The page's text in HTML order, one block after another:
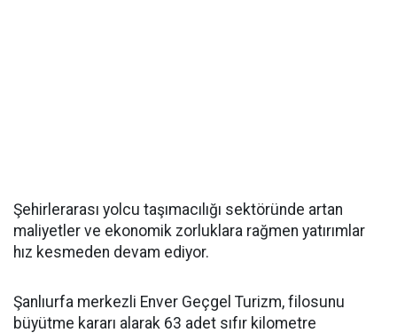
Şehirlerarası yolcu taşımacılığı sektöründe artan
maliyetler ve ekonomik zorluklara rağmen yatırımlar
hız kesmeden devam ediyor.
Şanlıurfa merkezli Enver Geçgel Turizm, filosunu
büyütme kararı alarak 63 adet sıfır kilometre